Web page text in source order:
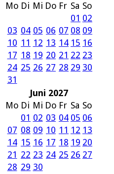
Mo Di Mi Do Fr Sa So
01 02
03 04 05 06 07 08 09
10 11 12 13 14 15 16
17 18 19 20 21 22 23
24 25 26 27 28 29 30
31
Juni 2027
Mo Di Mi Do Fr Sa So
01 02 03 04 05 06
07 08 09 10 11 12 13
14 15 16 17 18 19 20
21 22 23 24 25 26 27
28 29 30